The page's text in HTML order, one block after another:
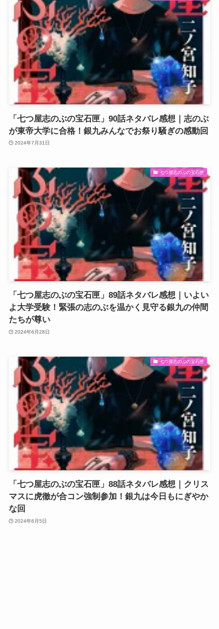
「七つ屋志のぶの宝石匣」90話ネタバレ感想｜志のぶ
が東帝大学に合格！銀九みんなでお祭り騒ぎの感動回
2024年7月31日
七つ屋志のぶの宝石匣
「七つ屋志のぶの宝石匣」89話ネタバレ感想｜いよい
よ大学受験！緊張の志のぶを温かく見守る銀九の仲間
たちが尊い
2024年6月28日
七つ屋志のぶの宝石匣
「七つ屋志のぶの宝石匣」88話ネタバレ感想｜クリス
マスに虎徹が合コン強制参加！銀九は今日もにぎやか
な回
2024年6月5日